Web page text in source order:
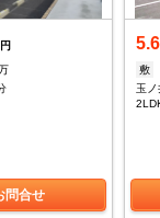
問合せ
5.6
敷
玉ノ